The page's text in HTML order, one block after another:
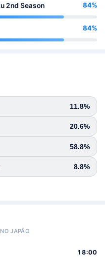
2nd Season 84%
84%
11.8%
20.6%
58.8%
8.8%
JAPÃO
18:00